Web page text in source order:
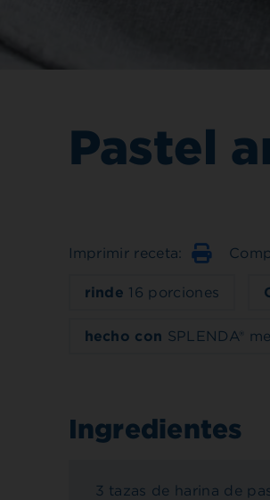
Pastel
Imprimir receta:
rinde 16 porciones
hecho con SPLENDA®
Ingredientes
3 tazas de harina de